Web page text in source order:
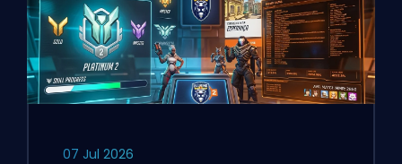
07 Jul 2026